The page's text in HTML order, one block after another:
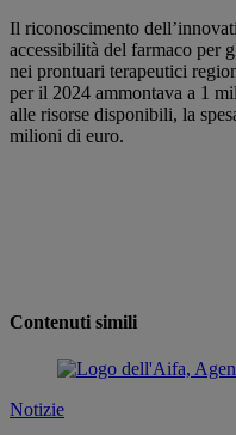
Il riconoscimento
accessibilità del farmaco per
nei prontuari terapeutici
per il 2024 ammontava a 1
alle risorse disponibili, la
milioni di euro.
Contenuti simili
Notizie